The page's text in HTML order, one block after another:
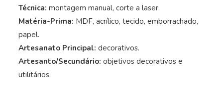
Técnica: montagem manual, corte a laser.
Matéria-Prima: MDF, acrílico, tecido, emborrachado,
papel.
Artesanato Principal: decorativos.
Artesanto/Secundário: objetivos decorativos e
utilitários.